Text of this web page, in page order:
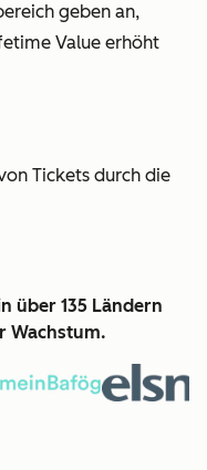
geben an,
Value erhöht
Tickets durch die
über 135 Ländern
Wachstum.